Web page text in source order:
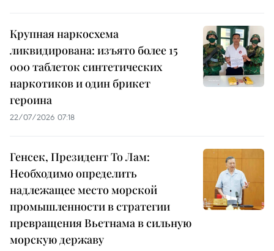
Крупная наркосхема
ликвидирована: изъято более 15
000 таблеток синтетических
наркотиков и один брикет
героина
22/07/2026 07:18
Генсек, Президент То Лам:
Необходимо определить
надлежащее место морской
промышленности в стратегии
превращения Вьетнама в сильную
морскую державу